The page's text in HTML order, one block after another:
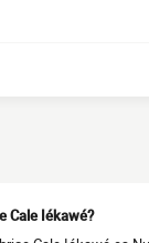
Cale Iékawé?